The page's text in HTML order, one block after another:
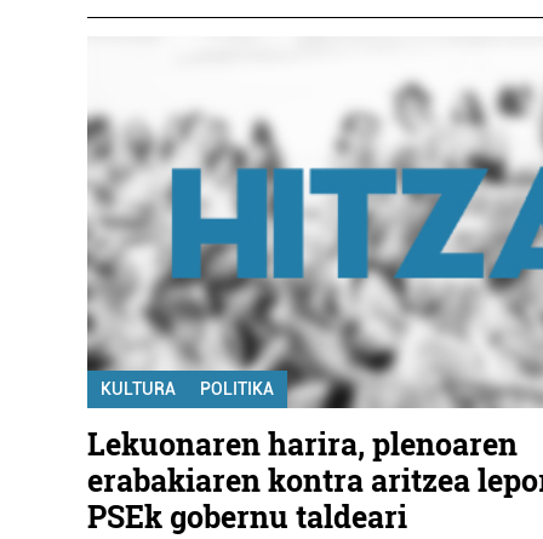
KULTURA POLITIKA
Lekuonaren harira, plenoaren
erabakiaren kontra aritzea
PSEk gobernu taldeari